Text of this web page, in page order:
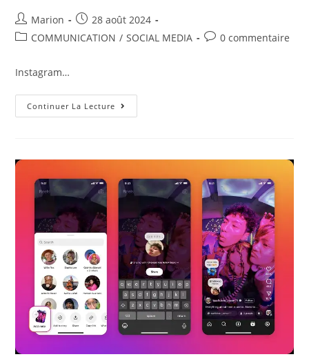
Marion
28 août 2024
COMMUNICATION / SOCIAL MEDIA 0 commentaire
Instagram…
Continuer La Lecture